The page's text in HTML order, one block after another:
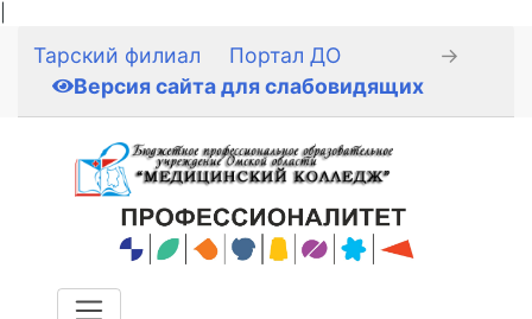
Тарский филиал Портал ДО
→
Версия сайта для слабовидящих